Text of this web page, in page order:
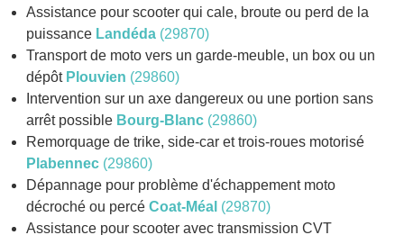
Assistance pour scooter qui cale, broute ou perd de la
puissance Landéda (29870)
Transport de moto vers un garde-meuble, un box ou un
dépôt Plouvien (29860)
Intervention sur un axe dangereux ou une portion sans
arrêt possible Bourg-Blanc (29860)
Remorquage de trike, side-car et trois-roues motorisé
Plabennec (29860)
Dépannage pour problème d'échappement moto
décroché ou percé Coat-Méal (29870)
Assistance pour scooter avec transmission CVT